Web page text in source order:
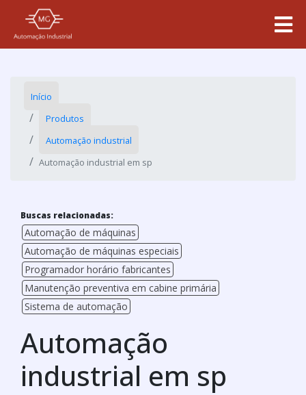
Início
Produtos
Automação industrial
Automação industrial em sp
Buscas relacionadas:
Automação de máquinas
Automação de máquinas especiais
Programador horário fabricantes
Manutenção preventiva em cabine primária
Sistema de automação
Automação
industrial em sp